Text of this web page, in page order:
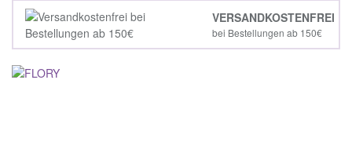
VERSANDKOSTENFREI
bei Bestellungen ab 150€